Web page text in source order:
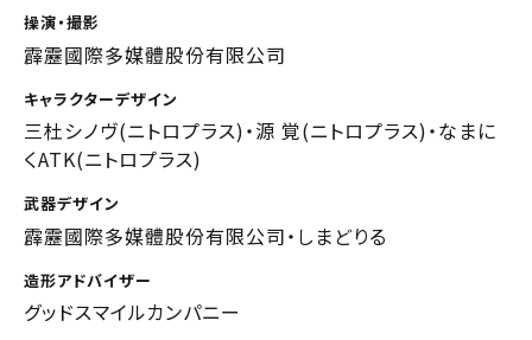
操演・撮影
霹靂國際多媒體股份有限公司
キャラクターデザイン
三杜シノヴ(ニトロプラス)・源 覚(ニトロプラス)・なまに
くATK(ニトロプラス)
武器デザイン
霹靂國際多媒體股份有限公司・しまどりる
造形アドバイザー
グッドスマイルカンパニー